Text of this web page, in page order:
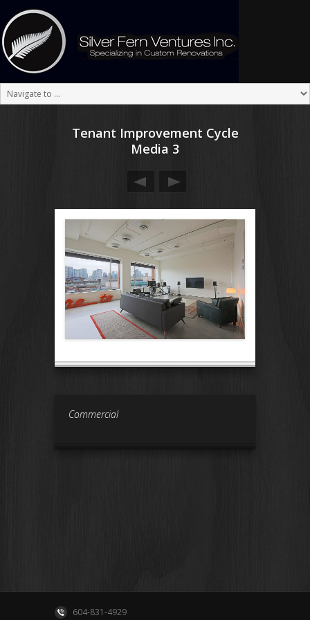
Tenant Improvement Cycle
Media 3
Commercial
604-831-4929